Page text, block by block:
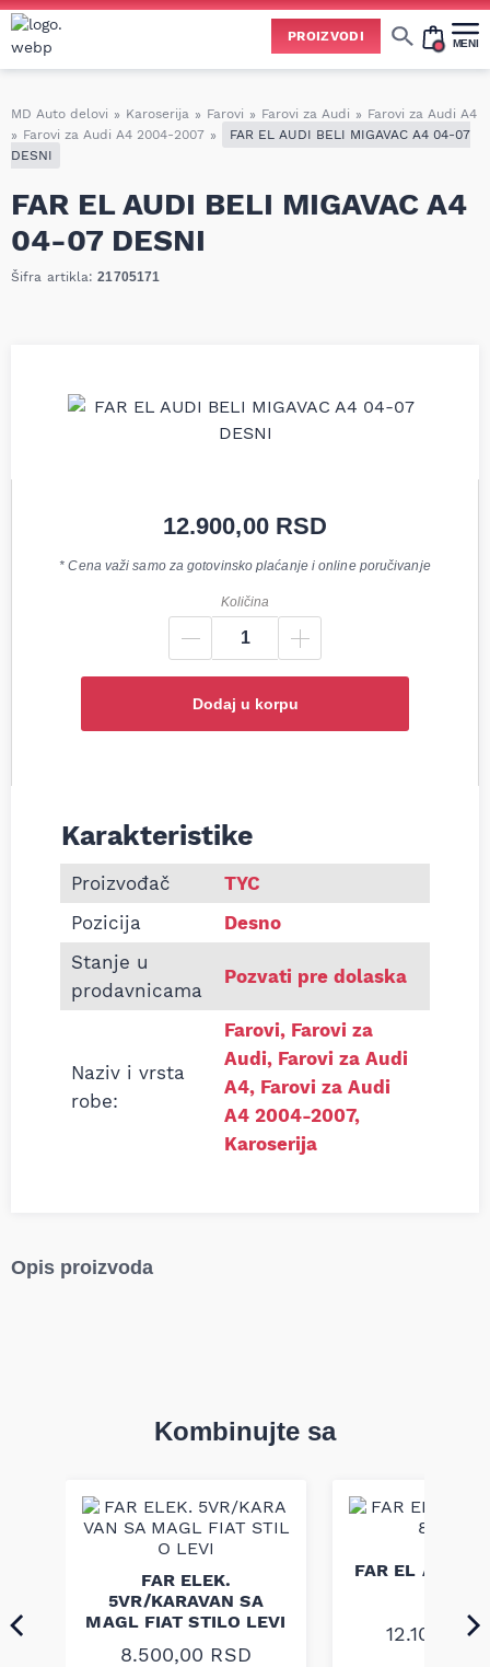
PROIZVODI MENI
MD Auto delovi » Karoserija » Farovi » Farovi za Audi » Farovi za Audi A4
» Farovi za Audi A4 2004-2007 »
FAR EL AUDI BELI MIGAVAC A4 04-07
DESNI
FAR EL AUDI BELI MIGAVAC A4
04-07 DESNI
Šifra artikla:21705171
12.900,00 RSD
* Cena važi samo za gotovinsko plaćanje i online poručivanje
Količina
Dodaj u korpu
Informacije o FAR EL AUDI BELI MIGAVAC A4 04-
Karakteristike
Proizvođač
TYC
Pozicija
Desno
Stanje u
prodavnicama
Pozvati pre dolaska
Naziv i vrsta
robe:
Farovi, Farovi za
Audi, Farovi za Audi
A4, Farovi za Audi
A4 2004-2007,
Karoserija
Opis proizvoda
Kombinujte sa
FAR ELEK.
5VR/KARAVAN SA
MAGL FIAT STILO LEVI
8.500,00 RSD
FAR EL AUDI
12.100,00